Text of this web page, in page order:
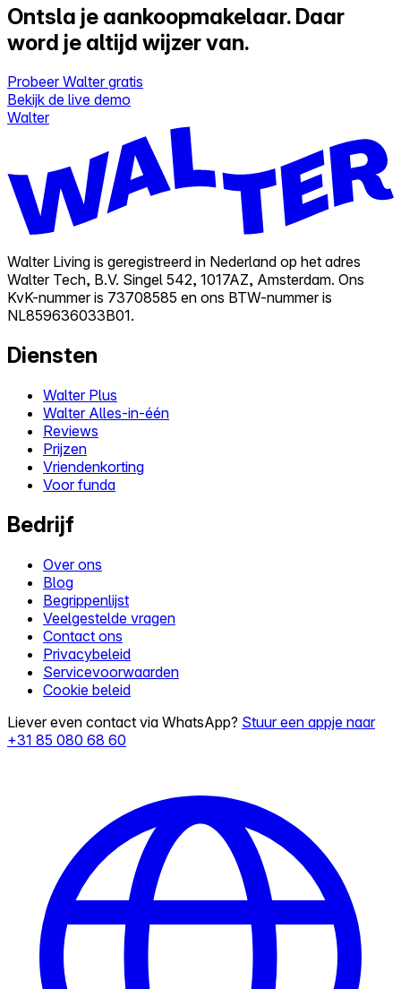
Ontsla je aankoopmakelaar. Daar
word je altijd wijzer van.
Probeer Walter gratis
Bekijk de live demo
Walter
Walter Living is geregistreerd in Nederland op het adres
Walter Tech, B.V. Singel 542, 1017AZ, Amsterdam. Ons
KvK-nummer is 73708585 en ons BTW-nummer is
NL859636033B01.
Diensten
Walter Plus
Walter Alles-in-één
Reviews
Prijzen
Vriendenkorting
Voor funda
Bedrijf
Over ons
Blog
Begrippenlijst
Veelgestelde vragen
Contact ons
Privacybeleid
Servicevoorwaarden
Cookie beleid
Liever even contact via WhatsApp? Stuur een appje naar
+31 85 080 68 60